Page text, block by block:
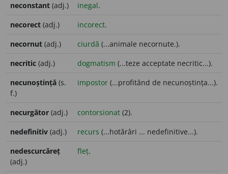
neconstant (adj.) inegal.
necorect (adj.) incorect.
necornut (adj.) ciurdă (...animale necornute.).
necritic (adj.) dogmatism (...teze acceptate necritic...).
necunoștință (s.
f.)
impostor (...profitând de necunoștința...).
necurgător (adj.) contorsionat (2).
nedefinitiv (adj.) recurs (...hotărâri ... nedefinitive...).
nedescurcăreț
(adj.)
fleț.